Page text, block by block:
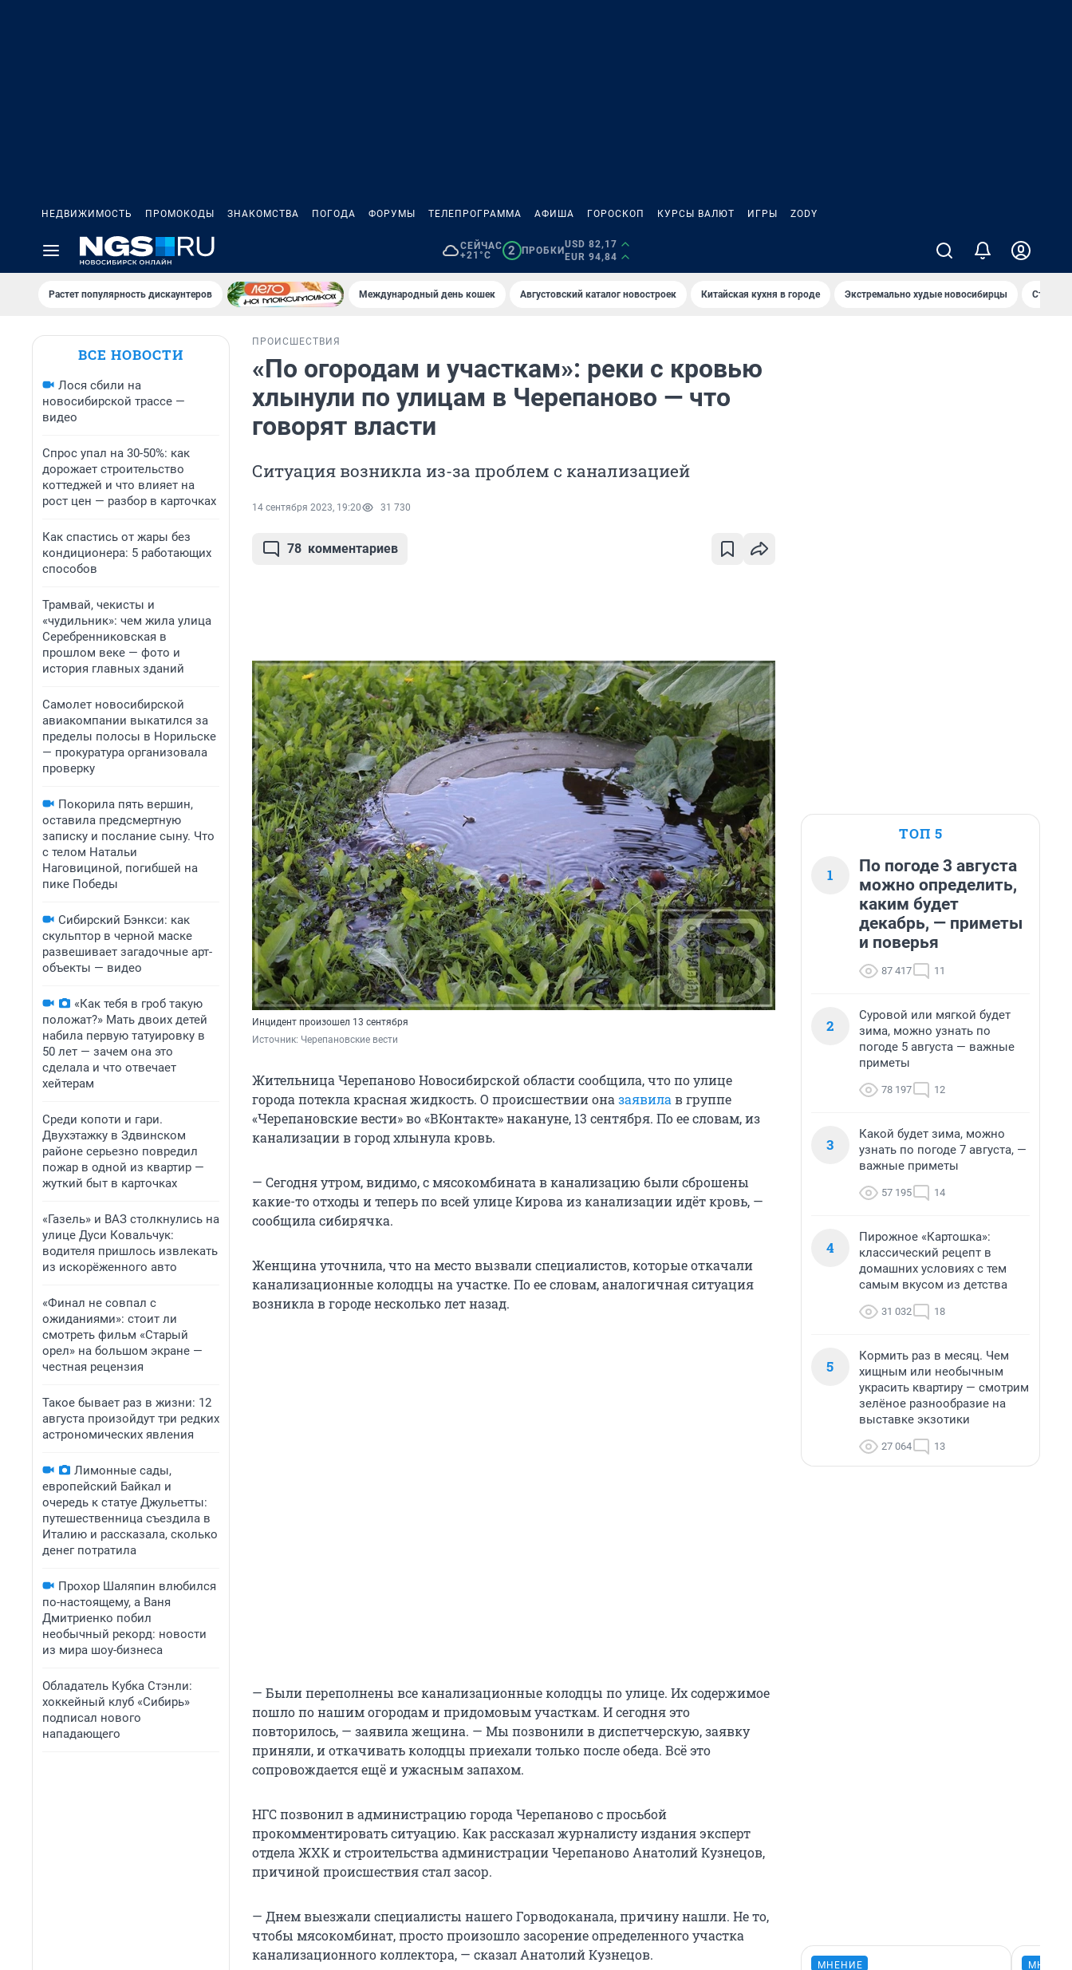
НЕДВИЖИМОСТЬ ПРОМОКОДЫ ЗНАКОМСТВА ПОГОДА ФОРУМЫ ТЕЛЕПРОГРАММА АФИША ГОРОСКОП КУРСЫ ВАЛЮТ ИГРЫ ZODY
СЕЙЧАС
+21°C
2 ПРОБКИ
USD 82,17
EUR 94,84
Растет популярность дискаунтеров Международный день кошек Августовский каталог новостроек Китайская кухня в городе Экстремально худые новосибирцы Старт
ВСЕ НОВОСТИ
Лося сбили на
новосибирской трассе —
видео
Спрос упал на 30-50%: как
дорожает строительство
коттеджей и что влияет на
рост цен — разбор в карточках
Как спастись от жары без
кондиционера: 5 работающих
способов
Трамвай, чекисты и
«чудильник»: чем жила улица
Серебренниковская в
прошлом веке — фото и
история главных зданий
Самолет новосибирской
авиакомпании выкатился за
пределы полосы в Норильске
— прокуратура организовала
проверку
Покорила пять вершин,
оставила предсмертную
записку и послание сыну. Что
с телом Натальи
Наговициной, погибшей на
пике Победы
Сибирский Бэнкси: как
скульптор в черной маске
развешивает загадочные арт-
объекты — видео
«Как тебя в гроб такую
положат?» Мать двоих детей
набила первую татуировку в
50 лет — зачем она это
сделала и что отвечает
хейтерам
Среди копоти и гари.
Двухэтажку в Здвинском
районе серьезно повредил
пожар в одной из квартир —
жуткий быт в карточках
«Газель» и ВАЗ столкнулись на
улице Дуси Ковальчук:
водителя пришлось извлекать
из искорёженного авто
«Финал не совпал с
ожиданиями»: стоит ли
смотреть фильм «Старый
орел» на большом экране —
честная рецензия
Такое бывает раз в жизни: 12
августа произойдут три редких
астрономических явления
Лимонные сады,
европейский Байкал и
очередь к статуе Джульетты:
путешественница съездила в
Италию и рассказала, сколько
денег потратила
Прохор Шаляпин влюбился
по-настоящему, а Ваня
Дмитриенко побил
необычный рекорд: новости
из мира шоу-бизнеса
Обладатель Кубка Стэнли:
хоккейный клуб «Сибирь»
подписал нового
нападающего
ПРОИСШЕСТВИЯ
«По огородам и участкам»: реки с кровью
хлынули по улицам в Черепаново — что
говорят власти
Ситуация возникла из-за проблем с канализацией
14 сентября 2023, 19:20 31 730
78 комментариев
Инцидент произошел 13 сентября
Источник: Черепановские вести
Жительница Черепаново Новосибирской области сообщила, что по улице
города потекла красная жидкость. О происшествии она заявила в группе
«Черепановские вести» во «ВКонтакте» накануне, 13 сентября. По ее словам, из
канализации в город хлынула кровь.
— Сегодня утром, видимо, с мясокомбината в канализацию были сброшены
какие-то отходы и теперь по всей улице Кирова из канализации идёт кровь, —
сообщила сибирячка.
Женщина уточнила, что на место вызвали специалистов, которые откачали
канализационные колодцы на участке. По ее словам, аналогичная ситуация
возникла в городе несколько лет назад.
— Были переполнены все канализационные колодцы по улице. Их содержимое
пошло по нашим огородам и придомовым участкам. И сегодня это
повторилось, — заявила жещина. — Мы позвонили в диспетчерскую, заявку
приняли, и откачивать колодцы приехали только после обеда. Всё это
сопровождается ещё и ужасным запахом.
НГС позвонил в администрацию города Черепаново с просьбой
прокомментировать ситуацию. Как рассказал журналисту издания эксперт
отдела ЖХК и строительства администрации Черепаново Анатолий Кузнецов,
причиной происшествия стал засор.
— Днем выезжали специалисты нашего Горводоканала, причину нашли. Не то,
чтобы мясокомбинат, просто произошло засорение определенного участка
канализационного коллектора, — сказал Анатолий Кузнецов.
ТОП 5
1
По погоде 3 августа
можно определить,
каким будет
декабрь, — приметы
и поверья
87 417 11
2
Суровой или мягкой будет
зима, можно узнать по
погоде 5 августа — важные
приметы
78 197 12
3
Какой будет зима, можно
узнать по погоде 7 августа, —
важные приметы
57 195 14
4
Пирожное «Картошка»:
классический рецепт в
домашних условиях с тем
самым вкусом из детства
31 032 18
5
Кормить раз в месяц. Чем
хищным или необычным
украсить квартиру — смотрим
зелёное разнообразие на
выставке экзотики
27 064 13
МНЕНИЕ